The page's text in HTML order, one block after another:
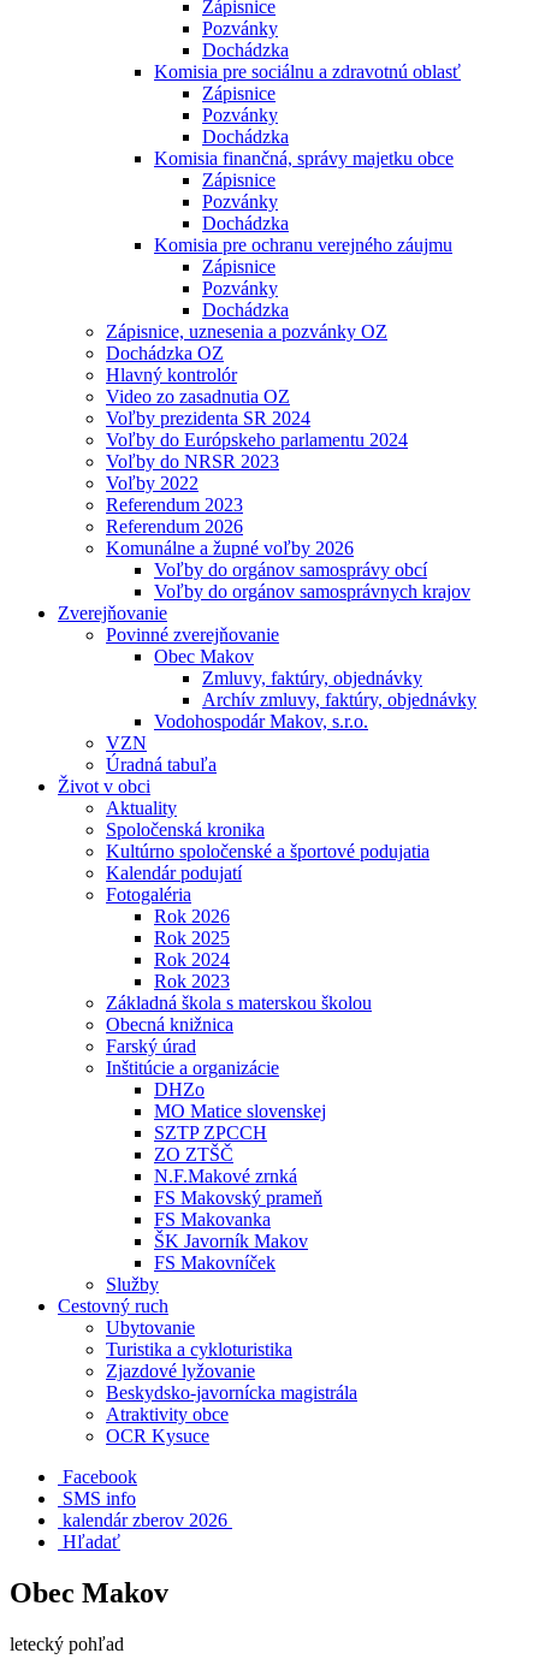
Zápisnice
Pozvánky
Dochádzka
Komisia pre sociálnu a zdravotnú oblasť
Zápisnice
Pozvánky
Dochádzka
Komisia finančná, správy majetku obce
Zápisnice
Pozvánky
Dochádzka
Komisia pre ochranu verejného záujmu
Zápisnice
Pozvánky
Dochádzka
Zápisnice, uznesenia a pozvánky OZ
Dochádzka OZ
Hlavný kontrolór
Video zo zasadnutia OZ
Voľby prezidenta SR 2024
Voľby do Európskeho parlamentu 2024
Voľby do NRSR 2023
Voľby 2022
Referendum 2023
Referendum 2026
Komunálne a župné voľby 2026
Voľby do orgánov samosprávy obcí
Voľby do orgánov samosprávnych krajov
Zverejňovanie
Povinné zverejňovanie
Obec Makov
Zmluvy, faktúry, objednávky
Archív zmluvy, faktúry, objednávky
Vodohospodár Makov, s.r.o.
VZN
Úradná tabuľa
Život v obci
Aktuality
Spoločenská kronika
Kultúrno spoločenské a športové podujatia
Kalendár podujatí
Fotogaléria
Rok 2026
Rok 2025
Rok 2024
Rok 2023
Základná škola s materskou školou
Obecná knižnica
Farský úrad
Inštitúcie a organizácie
DHZo
MO Matice slovenskej
SZTP ZPCCH
ZO ZTŠČ
N.F.Makové zrnká
FS Makovský prameň
FS Makovanka
ŠK Javorník Makov
FS Makovníček
Služby
Cestovný ruch
Ubytovanie
Turistika a cykloturistika
Zjazdové lyžovanie
Beskydsko-javornícka magistrála
Atraktivity obce
OCR Kysuce
Facebook
SMS info
​ kalendár zberov 2026
Hľadať
Obec Makov
letecký pohľad